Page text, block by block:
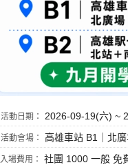
活動日期： 2026-09-19(六) ~
活動會場： 高雄車站 B1｜北
入場費用： 社團 1000 一般 免